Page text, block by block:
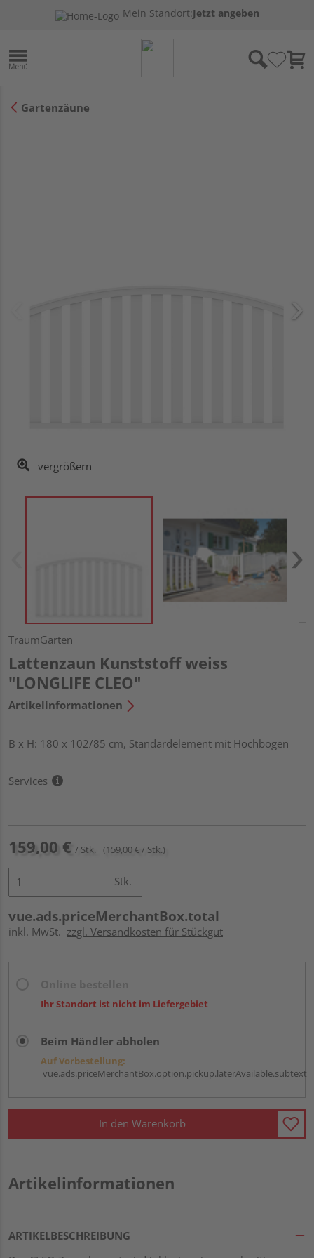
Mein Standort:Jetzt angeben
Gartenzäune
vergrößern
TraumGarten
Lattenzaun Kunststoff weiss
"LONGLIFE CLEO"
Artikelinformationen
B x H: 180 x 102/85 cm, Standardelement mit Hochbogen
Services
159,00 € / Stk. (159,00 € / Stk.)
Stk.
vue.ads.priceMerchantBox.total
inkl. MwSt. zzgl. Versandkosten für Stückgut
Ihr Standort ist nicht im Liefergebiet
Beim Händler abholen
Auf Vorbestellung:
vue.ads.priceMerchantBox.option.pickup.laterAvailable.subtext
In den Warenkorb
Artikelinformationen
ARTIKELBESCHREIBUNG